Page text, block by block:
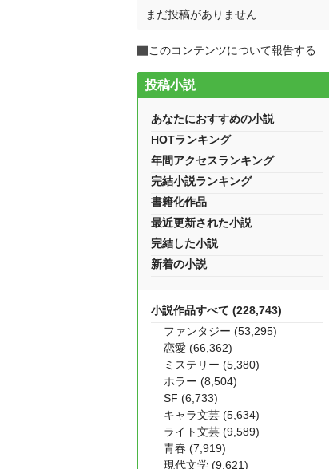
まだ投稿がありません
このコンテンツについて報告する
投稿小説
あなたにおすすめの小説
HOTランキング
年間アクセスランキング
完結小説ランキング
書籍化作品
最近更新された小説
完結した小説
新着の小説
小説作品すべて (228,743)
ファンタジー (53,295)
恋愛 (66,362)
ミステリー (5,380)
ホラー (8,504)
SF (6,733)
キャラ文芸 (5,634)
ライト文芸 (9,589)
青春 (7,919)
現代文学 (9,621)